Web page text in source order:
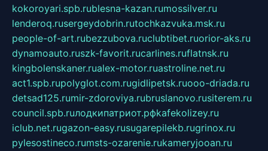
kokoroyari.spb.rublesna-kazan.rumossilver.ru
lenderoq.rusergeydobrin.rutochkazvuka.msk.ru
people-of-art.rubezzubova.ruclubtibet.ruorior-aks.ru
dynamoauto.ruszk-favorit.rucarlines.ruflatnsk.ru
kingbolenskaner.rualex-motor.ruastroline.net.ru
act1.spb.rupolyglot.com.rugidlipetsk.ruooo-driada.ru
detsad125.rumir-zdoroviya.rubruslanovo.rusiterem.ru
council.spb.ruлодкипатриот.рфkafekolizey.ru
iclub.net.rugazon-easy.rusugarepilekb.rugrinox.ru
pylesostineco.rumsts-ozarenie.rukameryjooan.ru